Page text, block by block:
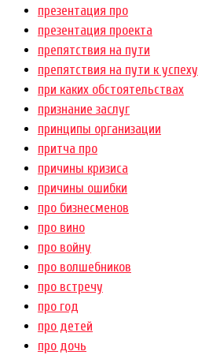
презентация про
презентация проекта
препятствия на пути
препятствия на пути к успеху
при каких обстоятельствах
признание заслуг
принципы организации
притча про
причины кризиса
причины ошибки
про бизнесменов
про вино
про войну
про волшебников
про встречу
про год
про детей
про дочь